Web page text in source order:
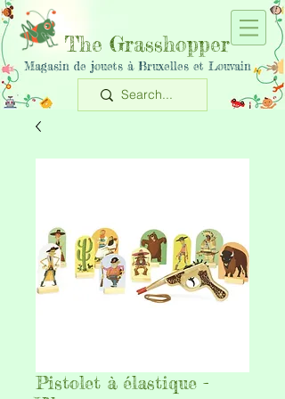
The Grasshopper
Magasin de jouets à Bruxelles et Louvain
Pistolet à élastique -